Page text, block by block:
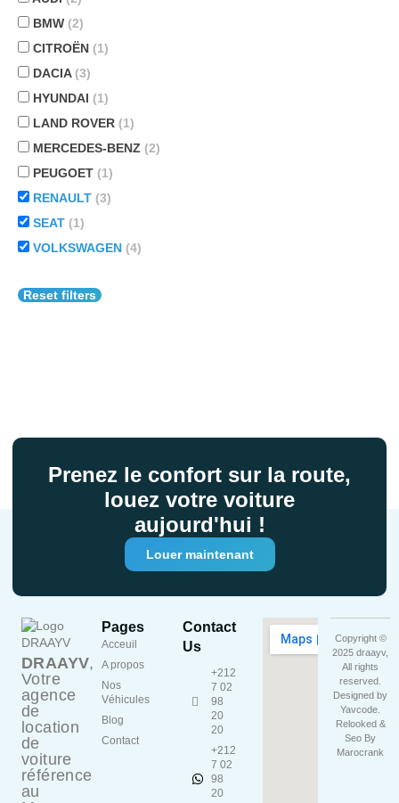
BMW (2)
CITROËN (1)
DACIA (3)
HYUNDAI (1)
LAND ROVER (1)
MERCEDES-BENZ (2)
PEUGOET (1)
RENAULT (3)
SEAT (1)
VOLKSWAGEN (4)
Reset filters
Prenez le confort sur la route,
louez votre voiture
aujourd'hui !
Louer maintenant
DRAAYV,
Votre
agence
de
location
de
voiture
référence
au
Pages
Acceuil
A propos
Nos
Véhicules
Blog
Contact
Contact
Us
+212
7 02
98
20
20
+212
7 02
98
20
Copyright ©
2025 draayv,
All rights
reserved.
Designed by
Yavcode.
Relooked &
Seo By
Marocrank